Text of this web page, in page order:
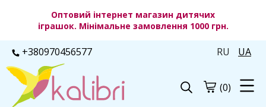
Оптовий інтернет магазин дитячих
іграшок. Мінімальне замовлення 1000 грн.
+380970456577 RU UA
(0)